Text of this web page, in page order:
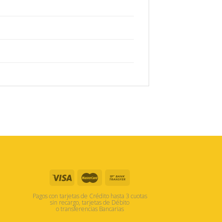
Pagos con tarjetas de Crédito hasta 3 cuotas
sin recargo, tarjetas de Débito
o transferencias Bancarias